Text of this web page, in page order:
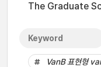
The Graduate
Keyword
VanB 표현형